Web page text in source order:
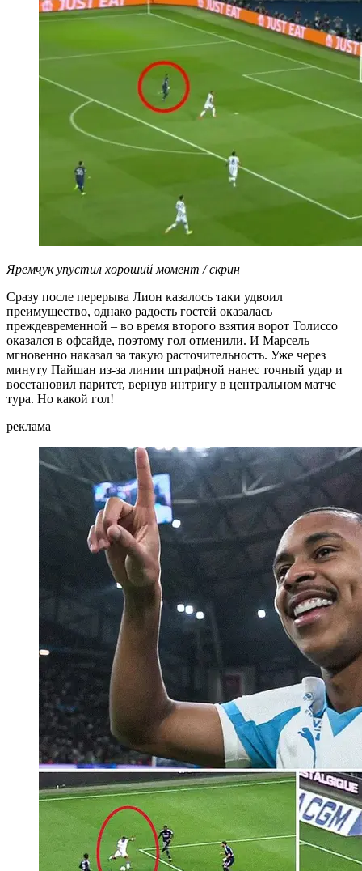
Яремчук упустил хороший момент / скрин
Сразу после перерыва Лион казалось таки удвоил
преимущество, однако радость гостей оказалась
преждевременной – во время второго взятия ворот Толиссо
оказался в офсайде, поэтому гол отменили. И Марсель
мгновенно наказал за такую расточительность. Уже через
минуту Пайшан из-за линии штрафной нанес точный удар и
восстановил паритет, вернув интригу в центральном матче
тура. Но какой гол!
реклама